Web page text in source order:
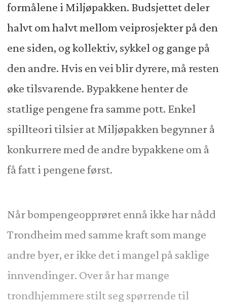
formålene i Miljøpakken. Budsjettet deler
halvt om halvt mellom veiprosjekter på den
ene siden, og kollektiv, sykkel og gange på
den andre. Hvis en vei blir dyrere, må resten
øke tilsvarende. Bypakkene henter de
statlige pengene fra samme pott. Enkel
spillteori tilsier at Miljøpakken begynner å
konkurrere med de andre bypakkene om å
få fatt i pengene først.
Når bompengeopprøret ennå ikke har nådd
Trondheim med samme kraft som mange
andre byer, er ikke det i mangel på saklige
innvendinger. Over år har mange
trondhjemmere stilt seg spørrende til